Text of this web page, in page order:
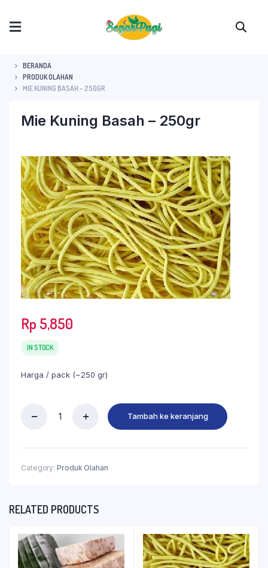
BERANDA
PRODUK OLAHAN
MIE KUNING BASAH – 250GR
Mie Kuning Basah – 250gr
Rp 5,850
IN STOCK
Harga / pack (~250 gr)
Tambah ke keranjang
Category: Produk Olahan
RELATED PRODUCTS